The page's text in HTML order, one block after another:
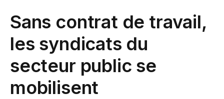
Sans contrat de travail,
les syndicats du
secteur public se
mobilisent